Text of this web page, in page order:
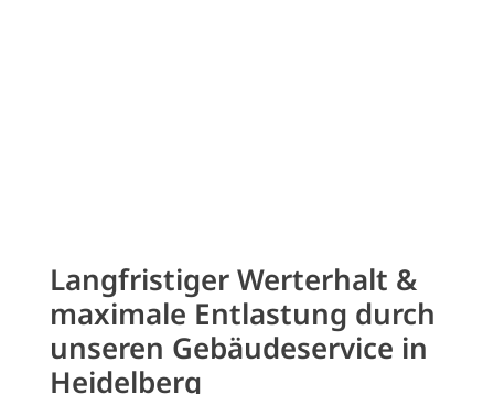
Langfristiger Werterhalt &
maximale Entlastung durch
unseren Gebäudeservice in
Heidelberg